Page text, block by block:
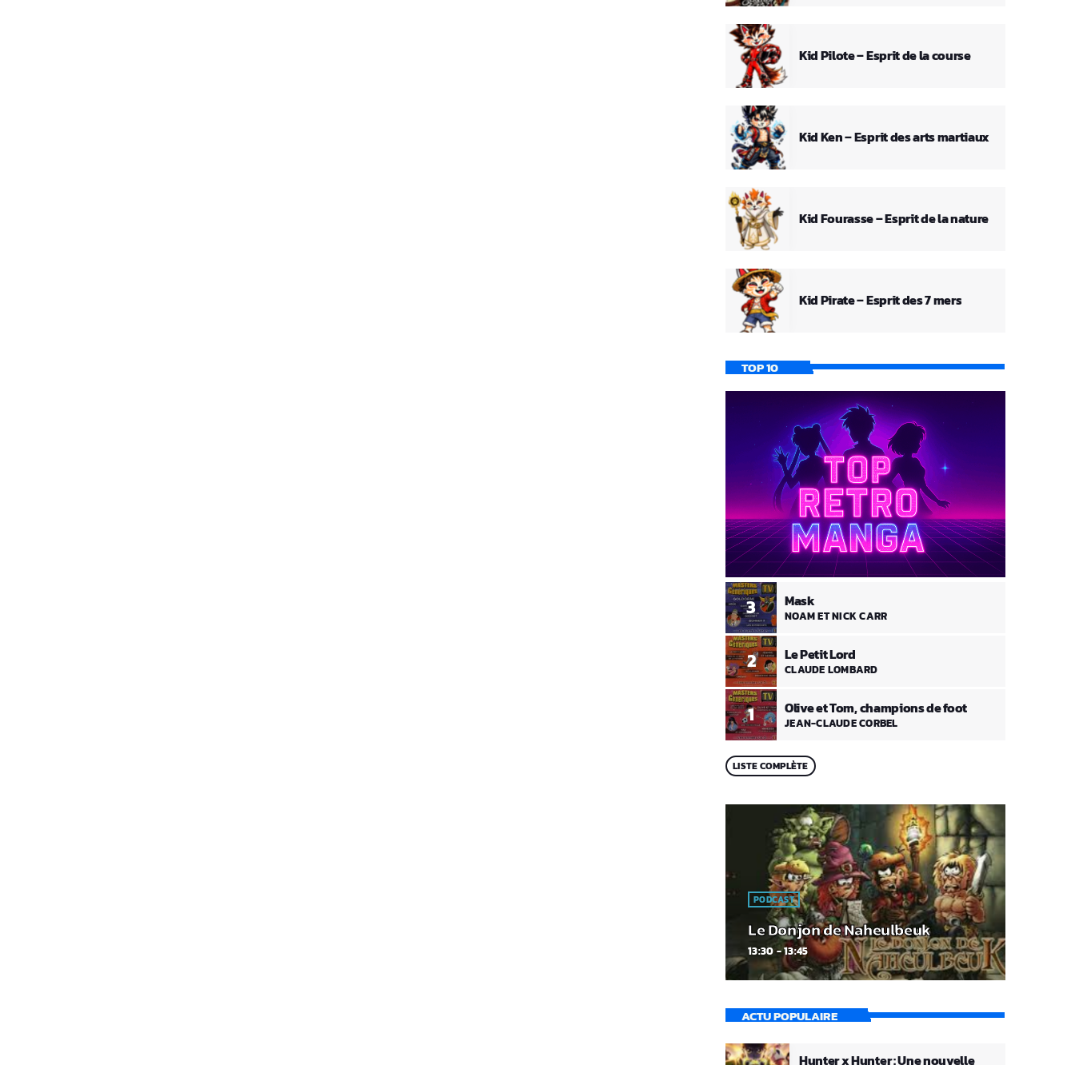
Kid Pilote – Esprit de la course
Kid Ken – Esprit des arts martiaux
Kid Fourasse – Esprit de la nature
Kid Pirate – Esprit des 7 mers
TOP 10
1 Olive et Tom, champions de foot
JEAN-CLAUDE CORBEL
2 Le Petit Lord
CLAUDE LOMBARD
3 Mask
NOAM ET NICK CARR
LISTE COMPLÈTE
PODCAST
Le Donjon de Naheulbeuk
13:30 - 13:45
ACTU POPULAIRE
Hunter x Hunter : Une nouvelle